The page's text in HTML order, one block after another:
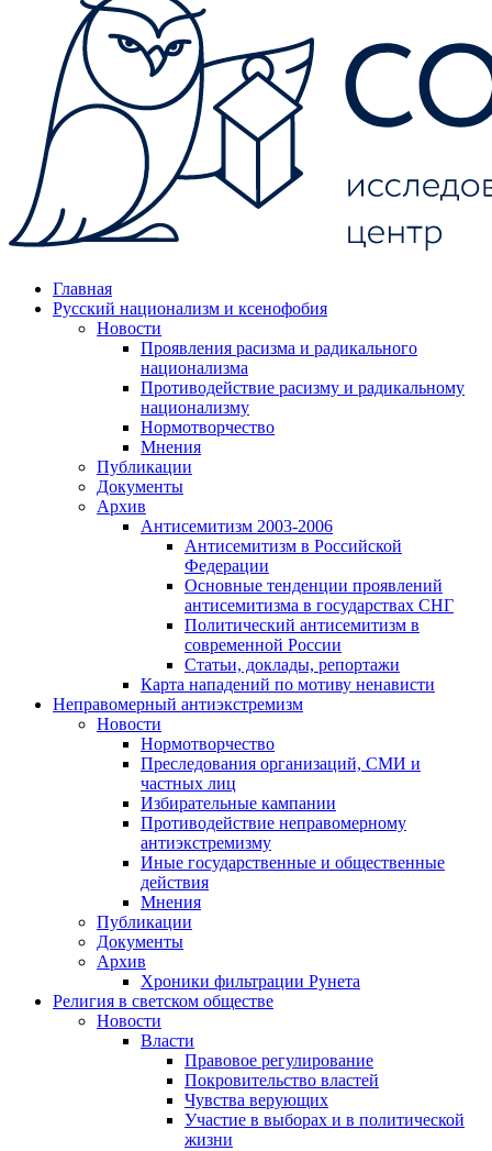
Главная
Русский национализм и ксенофобия
Новости
Проявления расизма и радикального
национализма
Противодействие расизму и радикальному
национализму
Нормотворчество
Мнения
Публикации
Документы
Архив
Антисемитизм 2003-2006
Антисемитизм в Российской
Федерации
Основные тенденции проявлений
антисемитизма в государствах СНГ
Политический антисемитизм в
современной России
Статьи, доклады, репортажи
Карта нападений по мотиву ненависти
Неправомерный антиэкстремизм
Новости
Нормотворчество
Преследования организаций, СМИ и
частных лиц
Избирательные кампании
Противодействие неправомерному
антиэкстремизму
Иные государственные и общественные
действия
Мнения
Публикации
Документы
Архив
Хроники фильтрации Рунета
Религия в светском обществе
Новости
Власти
Правовое регулирование
Покровительство властей
Чувства верующих
Участие в выборах и в политической
жизни